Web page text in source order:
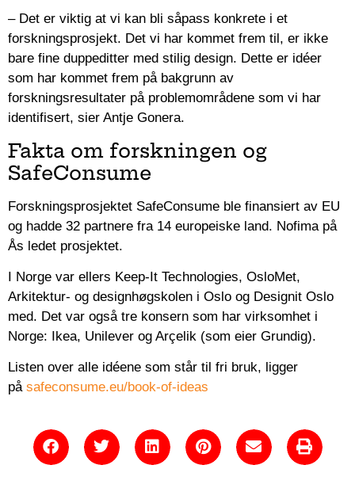
– Det er viktig at vi kan bli såpass konkrete i et
forskningsprosjekt. Det vi har kommet frem til, er ikke
bare fine duppeditter med stilig design. Dette er idéer
som har kommet frem på bakgrunn av
forskningsresultater på problemområdene som vi har
identifisert, sier Antje Gonera.
Fakta om forskningen og
SafeConsume
Forskningsprosjektet SafeConsume ble finansiert av EU
og hadde 32 partnere fra 14 europeiske land. Nofima på
Ås ledet prosjektet.
I Norge var ellers Keep-It Technologies, OsloMet,
Arkitektur- og designhøgskolen i Oslo og Designit Oslo
med. Det var også tre konsern som har virksomhet i
Norge: Ikea, Unilever og Arçelik (som eier Grundig).
Listen over alle idéene som står til fri bruk, ligger
på safeconsume.eu/book-of-ideas